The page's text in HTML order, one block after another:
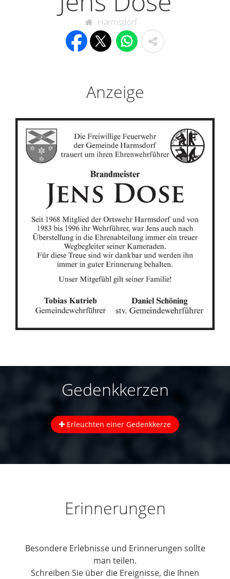
Harmsdorf
Anzeige
Gedenkkerzen
Erleuchten einer Gedenkkerze
Erinnerungen
Besondere Erlebnisse und Erinnerungen sollte
man teilen.
Schreiben Sie über die Ereignisse, die Ihnen